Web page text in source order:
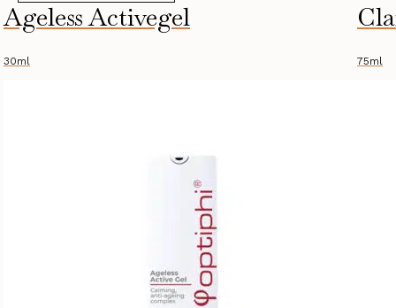
Ageless Activegel
30ml 75ml